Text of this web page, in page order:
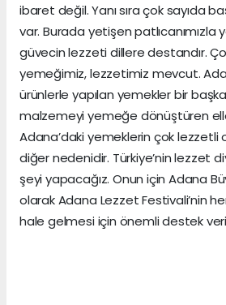
ibaret değil. Yanı sıra çok sayıda
var. Burada yetişen patlıcanımızla
güvecin lezzeti dillere destandır.
yemeğimiz, lezzetimiz mevcut.
ürünlerle yapılan yemekler bir
malzemeyi yemeğe dönüştüren
Adana’daki yemeklerin çok lezzetli
diğer nedenidir. Türkiye’nin lezzet
şeyi yapacağız. Onun için Adana
olarak Adana Lezzet Festivali’nin
hale gelmesi için önemli destek